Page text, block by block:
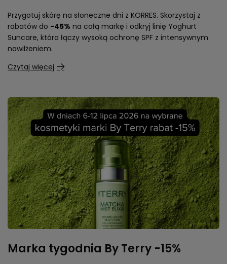
Przygotuj skórę na słoneczne dni z KORRES. Skorzystaj z
rabatów do -45% na całą markę i odkryj linię Yoghurt
Suncare, która łączy wysoką ochronę SPF z intensywnym
nawilżeniem.
Czytaj więcej
Marka tygodnia By Terry -15%